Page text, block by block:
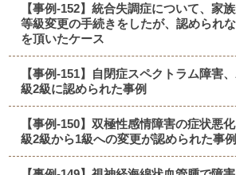
【事例-152】統合失調症について、家
等級変更の手続きをしたが、認められ
を頂いたケース
【事例-151】自閉症スペクトラム障害
級2級に認められた事例
【事例-150】双極性感情障害の症状悪
級2級から1級への変更が認められた事例